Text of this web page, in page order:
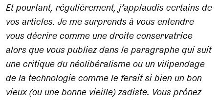
Et pourtant, régulièrement, j’applaudis certains de
vos articles. Je me surprends à vous entendre
vous décrire comme une droite conservatrice
alors que vous publiez dans le paragraphe qui suit
une critique du néolibéralisme ou un vilipendage
de la technologie comme le ferait si bien un bon
vieux (ou une bonne vieille) zadiste. Vous prônez